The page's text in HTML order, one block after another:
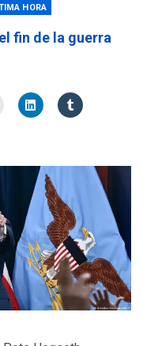
HORA
fin de la guerra